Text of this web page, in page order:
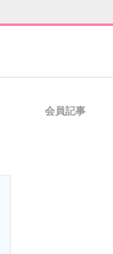
会員記事